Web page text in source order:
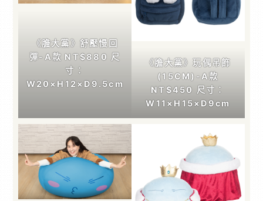
《膽大黨》舒壓慢回
彈-A款 NT$880 尺
寸：
W20×H12×D9.5cm
《膽大黨》玩偶吊飾
(15CM)-A款
NT$450 尺寸：
W11×H15×D9cm